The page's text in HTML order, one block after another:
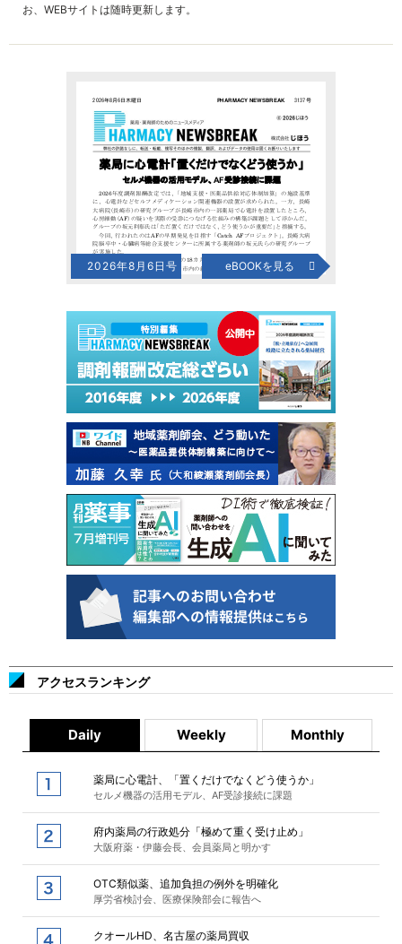
お、WEBサイトは随時更新します。
2026年8月6日号 eBOOKを見る
アクセスランキング
Daily Weekly Monthly
薬局に心電計、「置くだけでなくどう使うか」
セルメ機器の活用モデル、AF受診接続に課題
府内薬局の行政処分「極めて重く受け止め」
大阪府薬・伊藤会長、会員薬局と明かす
OTC類似薬、追加負担の例外を明確化
厚労省検討会、医療保険部会に報告へ
クオールHD、名古屋の薬局買収